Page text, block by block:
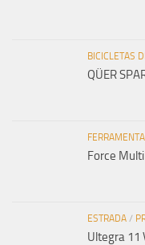
BICICLETAS
QÜER
Force
ESTRADA /
Ultegra 11